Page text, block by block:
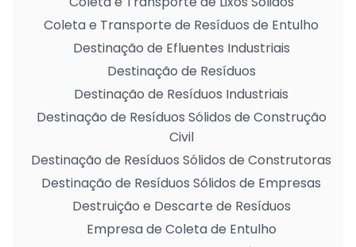
Coleta e Transporte de Resíduos de Entulho
Destinação de Efluentes Industriais
Destinação de Resíduos
Destinação de Resíduos Industriais
Destinação de Resíduos Sólidos de Construção
Civil
Destinação de Resíduos Sólidos de Construtoras
Destinação de Resíduos Sólidos de Empresas
Destruição e Descarte de Resíduos
Empresa de Coleta de Entulho